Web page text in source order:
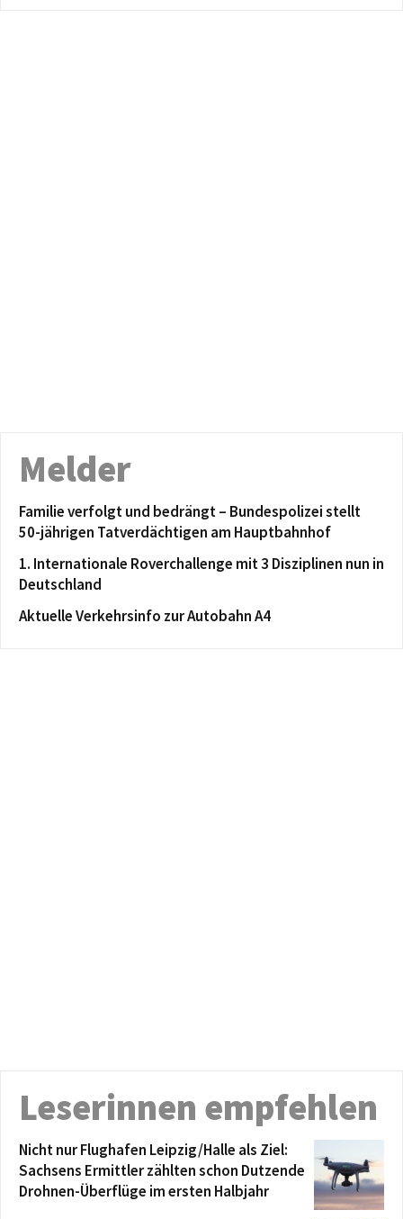
Melder
Familie verfolgt und bedrängt – Bundespolizei stellt
50-jährigen Tatverdächtigen am Hauptbahnhof
1. Internationale Roverchallenge mit 3 Disziplinen nun in
Deutschland
Aktuelle Verkehrsinfo zur Autobahn A4
Leserinnen empfehlen
Nicht nur Flughafen Leipzig/Halle als Ziel:
Sachsens Ermittler zählten schon Dutzende
Drohnen-Überflüge im ersten Halbjahr